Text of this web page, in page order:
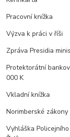
Pracovní knížka
Výzva k práci v říši
Zpráva Presidia
Protektorátní
000 K
Vkladní knížka
Norimberské
Vyhláška